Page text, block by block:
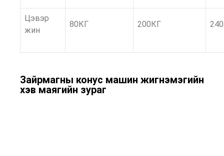
Цэвэр
жин
80КГ 200КГ
Зайрмагны конус машин жигнэмэгийн
хэв маягийн зураг